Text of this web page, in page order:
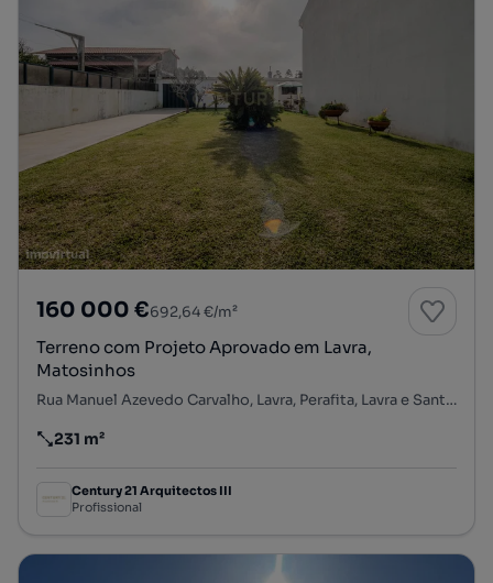
160 000 €692,64 €/m²
Terreno com Projeto Aprovado em Lavra,
Matosinhos
Rua Manuel Azevedo Carvalho, Lavra, Perafita, Lavra e Santa Cruz do Bispo, Matosinhos, Porto
Preço por metro quadrado
231 m²
Century 21 Arquitectos III
Profissional